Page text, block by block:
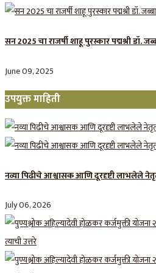
सन 2025 चा राजर्षी शाहू पुरस्कार प‌द्मश्री डॉ.
June 09, 2025
उपयुक्त माहिती
नव्या पिढीचे आश्वासक आणि दूरदृष्टी लाभलेले
July 06, 2026